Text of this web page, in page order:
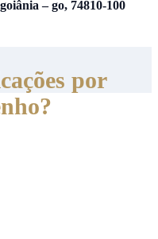
– go, 74810-100
Desempenho?
por